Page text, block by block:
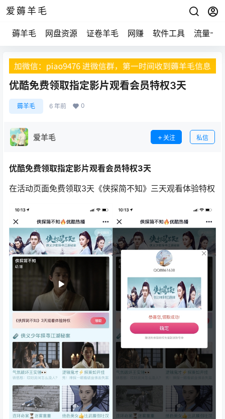
爱薅羊毛
薅羊毛 网盘资源 证卷羊毛 网赚 软件工具 流量卡
优酷免费领取指定影片观看会员特权3天
薅羊毛 6 年前 0
爱羊毛 关注 私信
优酷免费领取指定影片观看会员特权3天
在活动页面免费领取3天《侠探简不知》三天观看体验特权